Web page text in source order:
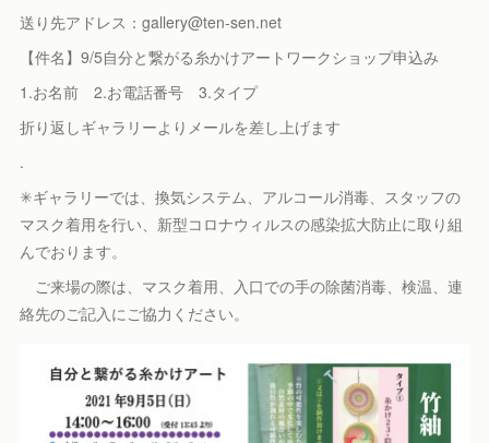
送り先アドレス：gallery@ten-sen.net
【件名】9/5自分と繋がる糸かけアートワークショップ申込み
1.お名前 2.お電話番号 3.タイプ
折り返しギャラリーよりメールを差し上げます
.
✳︎ギャラリーでは、換気システム、アルコール消毒、スタッフの
マスク着用を行い、新型コロナウィルスの感染拡大防止に取り組
んでおります。
ご来場の際は、マスク着用、入口での手の除菌消毒、検温、連
絡先のご記入にご協力ください。